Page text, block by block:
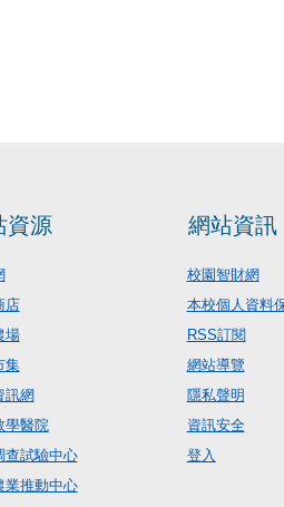
資源
店
場
集
訊網
學醫院
查試驗中心
業推動中心
網站資訊
校園智財網
本校個人資料
RSS訂閱
網站導覽
隱私聲明
資訊安全
登入